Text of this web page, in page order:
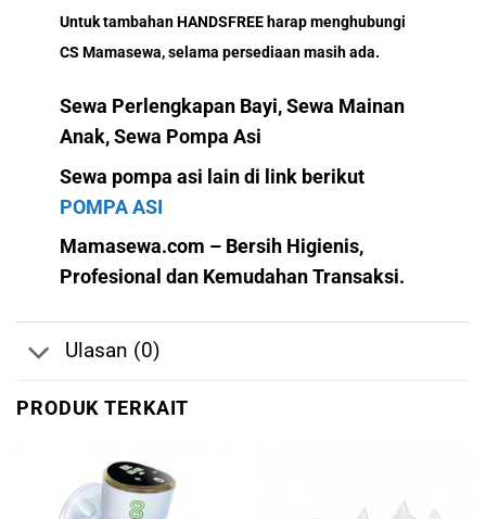
Untuk tambahan HANDSFREE harap menghubungi
CS Mamasewa, selama persediaan masih ada.
Sewa Perlengkapan Bayi, Sewa Mainan
Anak, Sewa Pompa Asi
Sewa pompa asi lain di link berikut
POMPA ASI
Mamasewa.com – Bersih Higienis,
Profesional dan Kemudahan Transaksi.
Ulasan (0)
PRODUK TERKAIT